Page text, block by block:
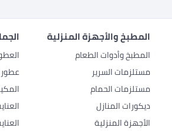
المطبخ والأجهزة المنزلية
المطبخ وأدوات الطعام
مستلزمات السرير
مستلزمات الحمام
ديكورات المنازل
الأجهزة المنزلية
عطور